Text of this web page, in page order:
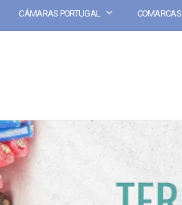
CÁMARAS PORTUGAL COMARCAS